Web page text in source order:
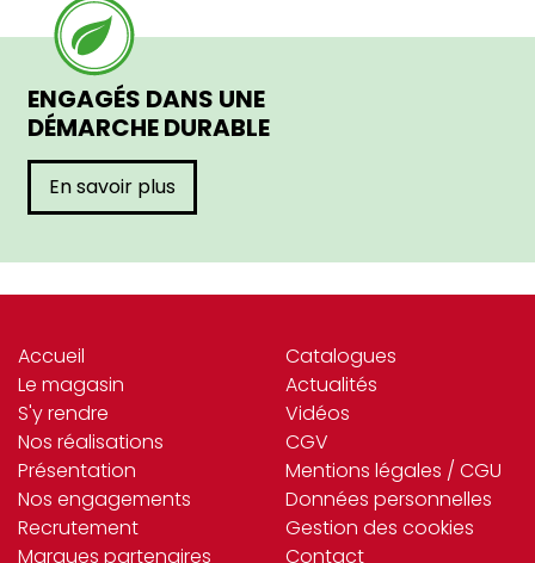
ENGAGÉS DANS UNE
DÉMARCHE DURABLE
En savoir plus
Accueil
Le magasin
S'y rendre
Nos réalisations
Présentation
Nos engagements
Recrutement
Marques partenaires
Catalogues
Actualités
Vidéos
CGV
Mentions légales / CGU
Données personnelles
Gestion des cookies
Contact